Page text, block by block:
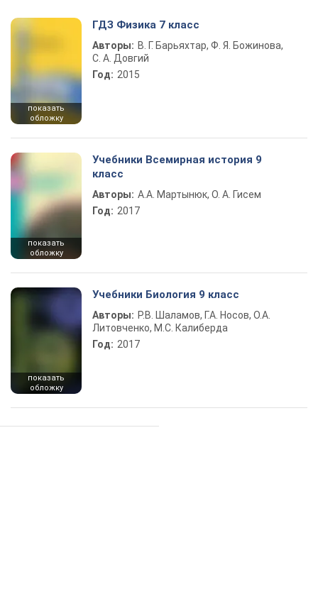
показать
обложку
ГДЗ Физика 7 класс
Авторы: В. Г. Барьяхтар, Ф. Я. Божинова,
С. А. Довгий
Год: 2015
показать
обложку
Учебники Всемирная история 9
класс
Авторы: А.А. Мартынюк, О. А. Гисем
Год: 2017
показать
обложку
Учебники Биология 9 класс
Авторы: Р.В. Шаламов, Г.А. Носов, О.А.
Литовченко, М.С. Калиберда
Год: 2017